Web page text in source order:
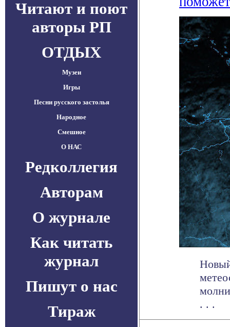
Читают и поют
авторы РП
ОТДЫХ
Музеи
Игры
Песни русского застолья
Народное
Смешное
О НАС
Редколлегия
Авторам
О журнале
Как читать
журнал
Пишут о нас
Тираж
. . .